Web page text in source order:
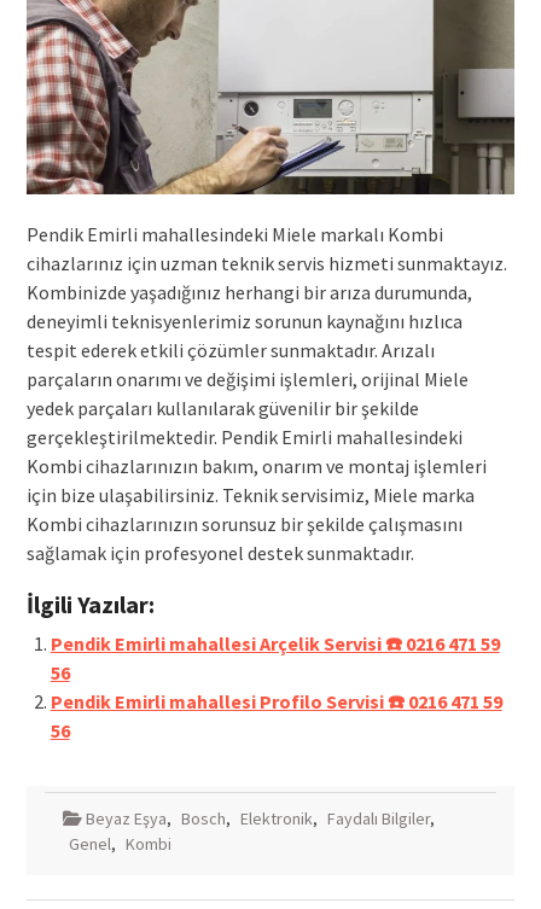
Pendik Emirli mahallesindeki Miele markalı Kombi
cihazlarınız için uzman teknik servis hizmeti sunmaktayız.
Kombinizde yaşadığınız herhangi bir arıza durumunda,
deneyimli teknisyenlerimiz sorunun kaynağını hızlıca
tespit ederek etkili çözümler sunmaktadır. Arızalı
parçaların onarımı ve değişimi işlemleri, orijinal Miele
yedek parçaları kullanılarak güvenilir bir şekilde
gerçekleştirilmektedir. Pendik Emirli mahallesindeki
Kombi cihazlarınızın bakım, onarım ve montaj işlemleri
için bize ulaşabilirsiniz. Teknik servisimiz, Miele marka
Kombi cihazlarınızın sorunsuz bir şekilde çalışmasını
sağlamak için profesyonel destek sunmaktadır.
İlgili Yazılar:
Pendik Emirli mahallesi Arçelik Servisi ☎️ 0216 471 59
56
Pendik Emirli mahallesi Profilo Servisi ☎️ 0216 471 59
56
Beyaz Eşya, Bosch, Elektronik, Faydalı Bilgiler,
Genel, Kombi